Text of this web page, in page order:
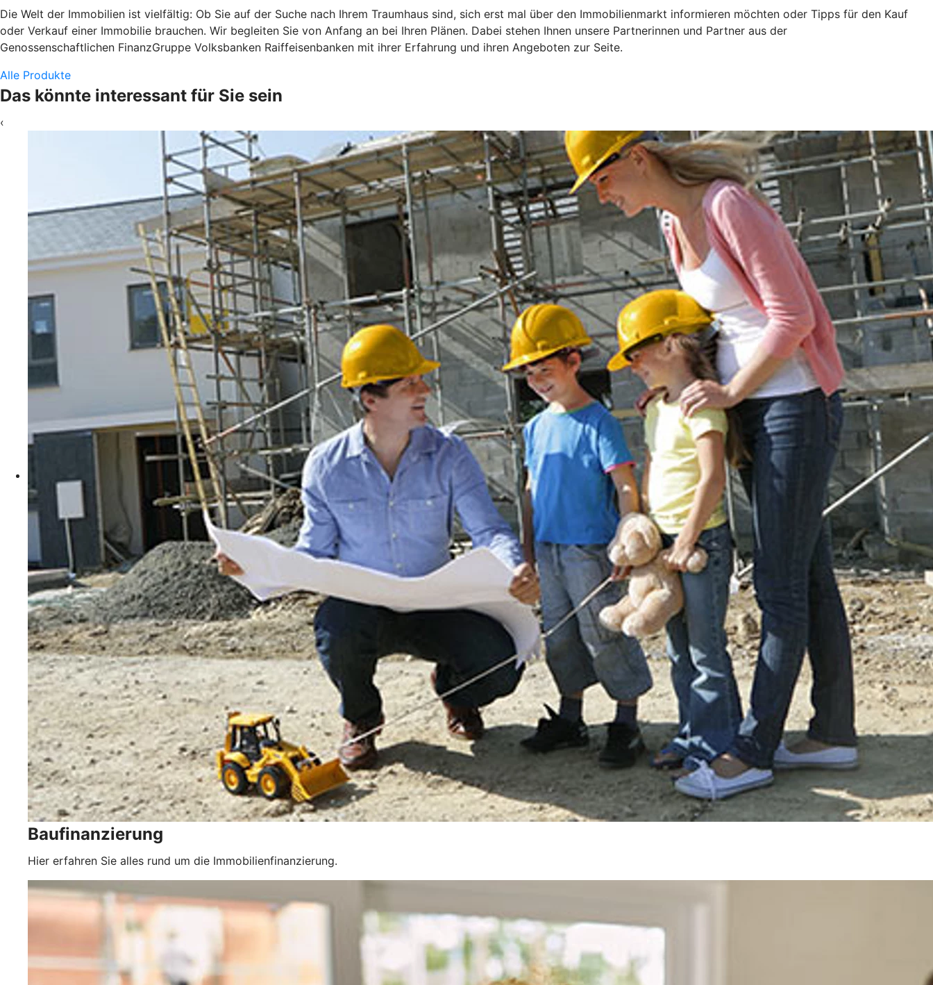
Die Welt der Immobilien ist vielfältig: Ob Sie auf der Suche nach Ihrem Traumhaus sind, sich erst mal über den Immobilienmarkt informieren möchten oder Tipps für den Kauf
oder Verkauf einer Immobilie brauchen. Wir begleiten Sie von Anfang an bei Ihren Plänen. Dabei stehen Ihnen unsere Partnerinnen und Partner aus der
Genossenschaftlichen FinanzGruppe Volksbanken Raiffeisenbanken mit ihrer Erfahrung und ihren Angeboten zur Seite.
Alle Produkte
Das könnte interessant für Sie sein
‹
Baufinanzierung
Hier erfahren Sie alles rund um die Immobilienfinanzierung.